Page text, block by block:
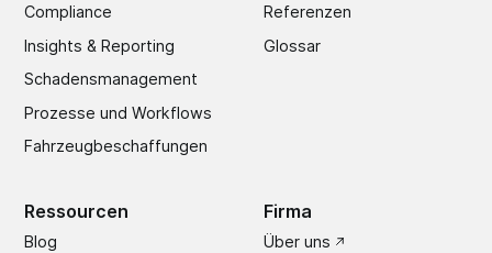
Compliance
Insights & Reporting
Schadens­management
Prozesse und Workflows
Fahrzeugbeschaffungen
Referenzen
Glossar
Ressourcen
Blog
Firma
Über uns